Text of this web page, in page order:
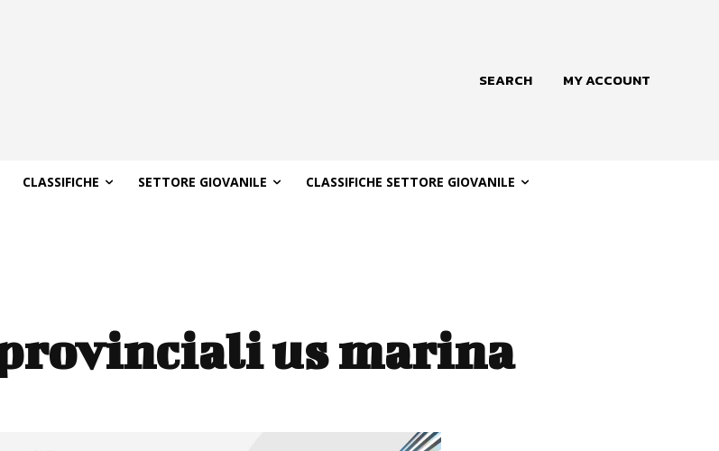
SEARCH MY ACCOUNT
CLASSIFICHE SETTORE GIOVANILE CLASSIFICHE SETTORE GIOVANILE
us marina